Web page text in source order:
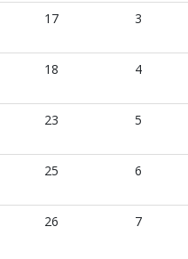
17 3
18 4
23 5
25 6
26 7